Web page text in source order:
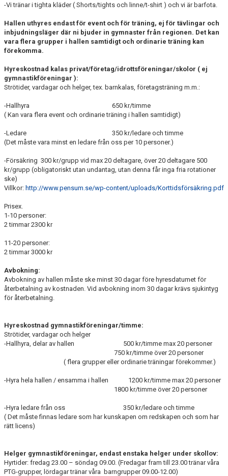
-Vi tränar i tighta kläder ( Shorts/tights och linne/t-shirt ) och vi är barfota.
Hallen uthyres endast för event och för träning, ej för tävlingar och
inbjudningsläger där ni bjuder in gymnaster från regionen. Det kan
vara flera grupper i hallen samtidigt och ordinarie träning kan
förekomma.
Hyreskostnad kalas privat/företag/idrottsföreningar/skolor ( ej
gymnastikföreningar ):
Strötider, vardagar och helger, tex. barnkalas, företagsträning m.m.:
-Hallhyra 650 kr/timme
( Kan vara flera event och ordinarie träning i hallen samtidigt)
-Ledare 350 kr/ledare och timme
(Det måste vara minst en ledare från oss per 10 personer.)
-Försäkring 300 kr/grupp vid max 20 deltagare, över 20 deltagare 500
kr/grupp (obligatoriskt utan undantag, utan denna får inga fria rotationer
ske)
Villkor: http://www.pensum.se/wp-content/uploads/Korttidsförsäkring.pdf
Prisex.
1-10 personer:
2 timmar 2300 kr
11-20 personer:
2 timmar 3000 kr
Avbokning:
Avbokning av hallen måste ske minst 30 dagar före hyresdatumet för
återbetalning av kostnaden. Vid avbokning inom 30 dagar krävs sjukintyg
för återbetalning.
Hyreskostnad gymnastikföreningar/timme:
Strötider, vardagar och helger
-Hallhyra, delar av hallen 500 kr/timme max 20 personer
750 kr/timme över 20 personer
( flera grupper eller ordinarie träningar förekommer.)
-Hyra hela hallen / ensamma i hallen 1200 kr/timme max 20 personer
1800 kr/timme över 20 personer
-Hyra ledare från oss 350 kr/ledare och timme
( Det måste finnas ledare som har kunskapen om redskapen och som har
rätt licens)
Helger gymnastikföreningar, endast enstaka helger under skollov:
Hyrtider: fredag 23.00 – söndag 09.00. (Fredagar fram till 23.00 tränar våra
PTG-grupper, lördagar tränar våra barngrupper 09.00-12.00)